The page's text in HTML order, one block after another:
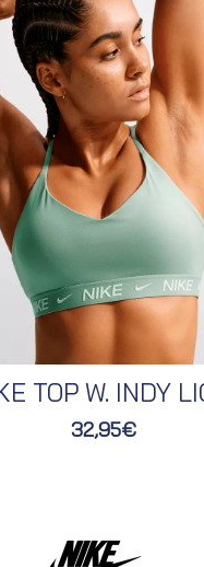
TOP W. INDY
32,95€